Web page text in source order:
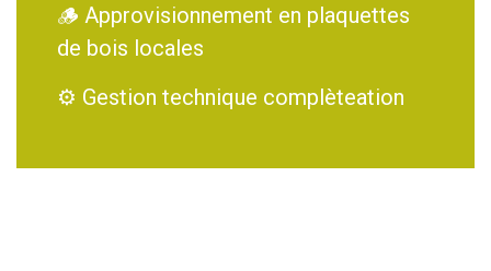
🪵 Approvisionnement en plaquettes
de bois locales
⚙️ Gestion technique complèteation